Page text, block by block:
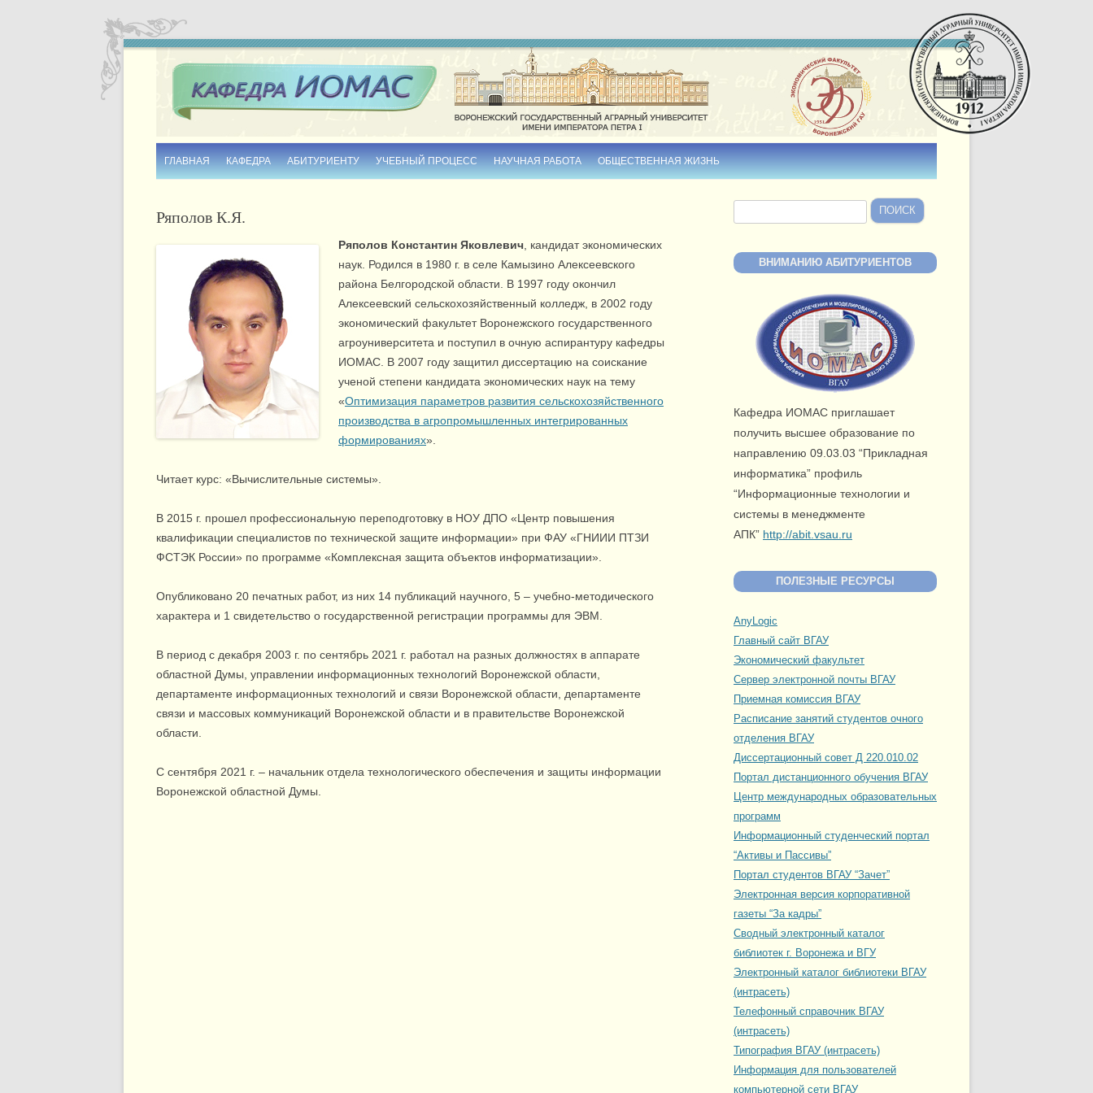
Skip to content
ГЛАВНАЯ КАФЕДРА
ИНФОРМАЦИОННЫЕ БУКЛЕТЫ
КОНТАКТЫ
АБИТУРИЕНТУ УЧЕБНЫЙ ПРОЦЕСС
ТЕМЫ ВЫПУСКНЫХ
КВАЛИФИКАЦИОННЫХ РАБОТ
НАУЧНАЯ РАБОТА
СБОРНИКИ НАУЧНЫХ ТРУДОВ
ОБЩЕСТВЕННАЯ ЖИЗНЬ
Ряполов К.Я.
Ряполов Константин Яковлевич , кандидат экономических
наук. Родился в 1980 г. в селе Камызино Алексеевского
района Белгородской области. В 1997 году окончил
Алексеевский сельскохозяйственный колледж, в 2002 году
экономический факультет Воронежского государственного
агроуниверситета и поступил в очную аспирантуру кафедры
ИОМАС. В 2007 году защитил диссертацию на соискание
ученой степени кандидата экономических наук на тему
«Оптимизация параметров развития сельскохозяйственного
производства в агропромышленных интегрированных
формированиях».
Читает курс: «Вычислительные системы».
В 2015 г. прошел профессиональную переподготовку в НОУ ДПО «Центр повышения
квалификации специалистов по технической защите информации» при ФАУ «ГНИИИ ПТЗИ
ФСТЭК России» по программе «Комплексная защита объектов информатизации».
Опубликовано 20 печатных работ, из них 14 публикаций научного, 5 – учебно-методического
характера и 1 свидетельство о государственной регистрации программы для ЭВМ.
В период с декабря 2003 г. по сентябрь 2021 г. работал на разных должностях в аппарате
областной Думы, управлении информационных технологий Воронежской области,
департаменте информационных технологий и связи Воронежской области, департаменте
связи и массовых коммуникаций Воронежской области и в правительстве Воронежской
области.
С сентября 2021 г. – начальник отдела технологического обеспечения и защиты информации
Воронежской областной Думы.
ВНИМАНИЮ АБИТУРИЕНТОВ
Кафедра ИОМАС приглашает
получить высшее образование по
направлению 09.03.03 “Прикладная
информатика” профиль
“Информационные технологии и
системы в менеджменте
АПК” http://abit.vsau.ru
ПОЛЕЗНЫЕ РЕСУРСЫ
AnyLogic
Главный сайт ВГАУ
Экономический факультет
Сервер электронной почты ВГАУ
Приемная комиссия ВГАУ
Расписание занятий студентов очного
отделения ВГАУ
Диссертационный совет Д 220.010.02
Портал дистанционного обучения ВГАУ
Центр международных образовательных
программ
Информационный студенческий портал
“Активы и Пассивы”
Портал студентов ВГАУ “Зачет”
Электронная версия корпоративной
газеты “За кадры”
Сводный электронный каталог
библиотек г. Воронежа и ВГУ
Электронный каталог библиотеки ВГАУ
(интрасеть)
Телефонный справочник ВГАУ
(интрасеть)
Типография ВГАУ (интрасеть)
Информация для пользователей
компьютерной сети ВГАУ